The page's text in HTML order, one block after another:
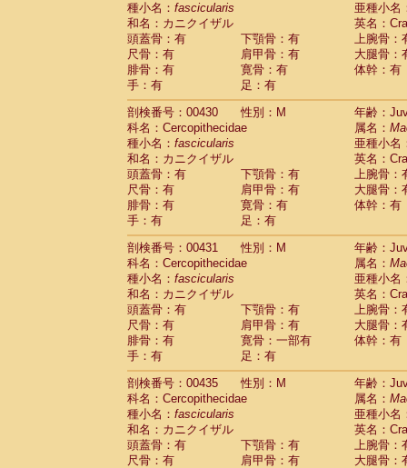
種小名： fascicularis
亜種小名
和名：カニクイザル
英名：
頭蓋骨：有
下顎骨：有
上腕骨：
尺骨：有
肩甲骨：有
大腿骨：
腓骨：有
寛骨：有
体幹：有
手：有
足：有
剖検番号：00430
性別：M
年齢：
科名：Cercopithecidae
属名：
種小名： fascicularis
亜種小名
和名：カニクイザル
英名：
頭蓋骨：有
下顎骨：有
上腕骨：
尺骨：有
肩甲骨：有
大腿骨：
腓骨：有
寛骨：有
体幹：有
手：有
足：有
剖検番号：00431
性別：M
年齢：
科名：Cercopithecidae
属名：
種小名： fascicularis
亜種小名
和名：カニクイザル
英名：
頭蓋骨：有
下顎骨：有
上腕骨：
尺骨：有
肩甲骨：有
大腿骨：
腓骨：有
寛骨：一部有
体幹：有
手：有
足：有
剖検番号：00435
性別：M
年齢：
科名：Cercopithecidae
属名：
種小名： fascicularis
亜種小名
和名：カニクイザル
英名：
頭蓋骨：有
下顎骨：有
上腕骨：
尺骨：有
肩甲骨：有
大腿骨：